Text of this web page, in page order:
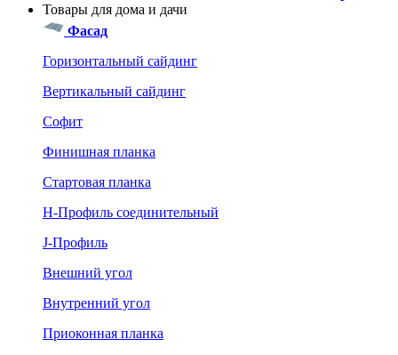
Товары для дома и дачи
Фасад
Горизонтальный сайдинг
Вертикальный сайдинг
Софит
Финишная планка
Стартовая планка
Н-Профиль соединительный
J-Профиль
Внешний угол
Внутренний угол
Приоконная планка